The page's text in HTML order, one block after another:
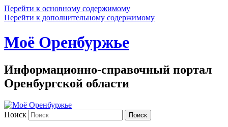
Перейти к основному содержимому
Перейти к дополнительному содержимому
Моё Оренбуржье
Информационно-справочный портал
Оренбургской области
Поиск